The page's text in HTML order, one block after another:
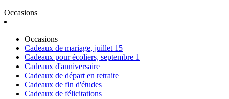
Occasions
Occasions
Cadeaux de mariage, juillet 15
Cadeaux pour écoliers, septembre 1
Cadeaux d'anniversaire
Cadeaux de départ en retraite
Cadeaux de fin d'études
Cadeaux de félicitations